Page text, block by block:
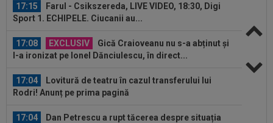
17:15
Farul - Csikszereda, LIVE VIDEO, 18:30, Digi
Sport 1. ECHIPELE. Ciucanii au...
17:08 EXCLUSIV
Gică Craioveanu nu s-a abținut și
l-a ironizat pe Ionel Dănciulescu, în direct...
17:04
Lovitură de teatru în cazul transferului lui
Rodri! Anunț pe prima pagină
17:04
Dan Petrescu a rupt tăcerea despre situația